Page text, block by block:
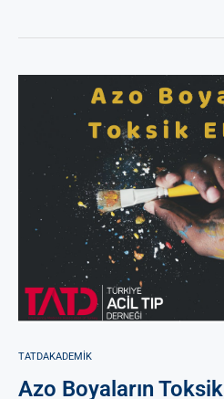
TATDAKADEMIK
Azo Boyaların